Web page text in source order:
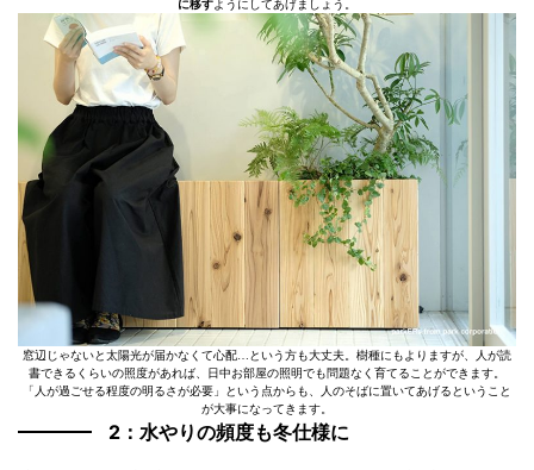
に移すようにしてあげましょう。
窓辺じゃないと太陽光が届かなくて心配…という方も大丈夫。樹種にもよりますが、人が読
書できるくらいの照度があれば、日中お部屋の照明でも問題なく育てることができます。
「人が過ごせる程度の明るさが必要」という点からも、人のそばに置いてあげるということ
が大事になってきます。
2：水やりの頻度も冬仕様に